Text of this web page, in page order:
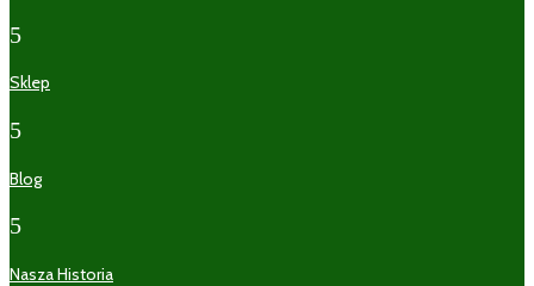
5
Sklep
5
Blog
5
Nasza Historia